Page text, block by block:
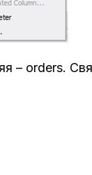
– orders.